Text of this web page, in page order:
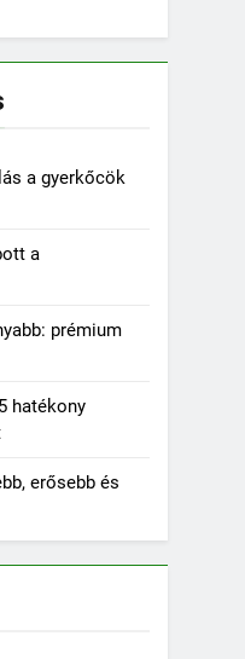
a gyerkőcök
a
prémium
hatékony
erősebb és